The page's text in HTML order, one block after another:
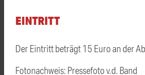
EINTRITT
Der Eintritt beträgt 15 Euro an der
Fotonachweis: Pressefoto v.d. Band